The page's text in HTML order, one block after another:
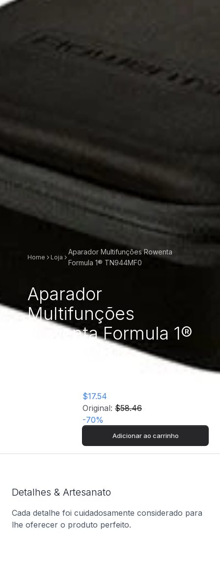
Home Loja
Aparador Multifunções Rowenta
Formula 1® TN944MF0
Aparador
Multifunções
Rowenta Formula 1®
TN944MF0
$17.54
Original: $58.46
-70%
Adicionar ao carrinho
Detalhes & Artesanato
Cada detalhe foi cuidadosamente considerado para
lhe oferecer o produto perfeito.